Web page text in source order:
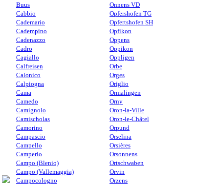
Buus
Cabbio
Cademario
Cadempino
Cadenazzo
Cadro
Cagiallo
Calfreisen
Calonico
Calpiogna
Cama
Camedo
Camignolo
Camischolas
Camorino
Campascio
Campello
Camperio
Campo (Blenio)
Campo (Vallemaggia)
Campocologno
Onnens VD
Opfershofen TG
Opfertshofen SH
Opfikon
Oppens
Oppikon
Oppligen
Orbe
Orges
Origlio
Ormalingen
Orny
Oron-la-Ville
Oron-le-Châtel
Orpund
Orselina
Orsières
Orsonnens
Ortschwaben
Orvin
Orzens